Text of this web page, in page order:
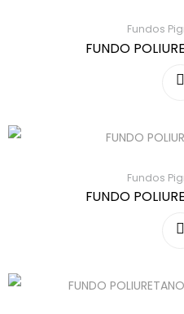
Fundos
FUNDO
Fundos
FUNDO